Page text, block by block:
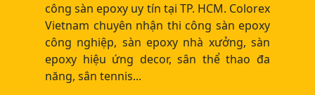
công sàn epoxy uy tín tại TP. HCM. Colorex
Vietnam chuyên nhận thi công sàn epoxy
công nghiệp, sàn epoxy nhà xưởng, sàn
epoxy hiệu ứng decor, sân thể thao đa
năng, sân tennis...